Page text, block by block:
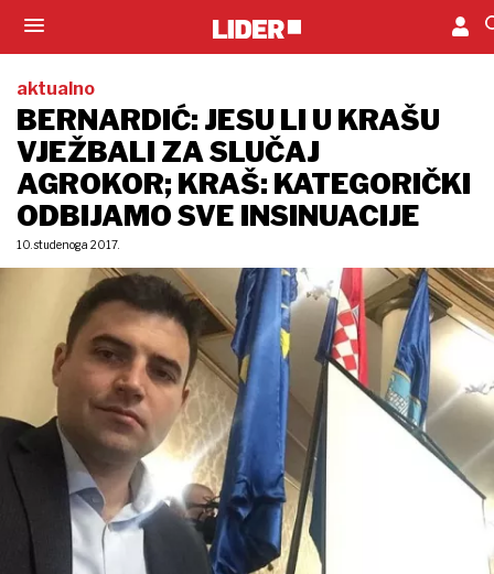
aktualno
BERNARDIĆ: JESU LI U KRAŠU
VJEŽBALI ZA SLUČAJ
AGROKOR; KRAŠ: KATEGORIČKI
ODBIJAMO SVE INSINUACIJE
10. studenoga 2017.